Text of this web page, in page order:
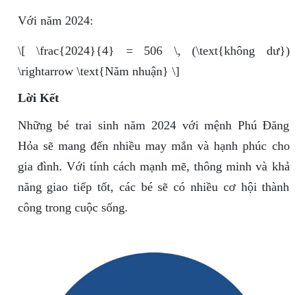
Với năm 2024:
\[ \frac{2024}{4} = 506 \, (\text{không dư})
\rightarrow \text{Năm nhuận} \]
Lời Kết
Những bé trai sinh năm 2024 với mệnh Phú Đăng
Hỏa sẽ mang đến nhiều may mắn và hạnh phúc cho
gia đình. Với tính cách mạnh mẽ, thông minh và khả
năng giao tiếp tốt, các bé sẽ có nhiều cơ hội thành
công trong cuộc sống.